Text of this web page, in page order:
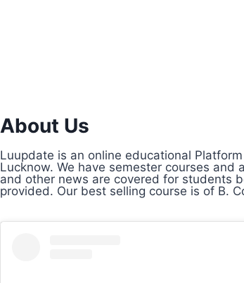
About Us
Luupdate is an online educational
Lucknow. We have semester courses
and other news are covered for students
provided. Our best selling course is of B.